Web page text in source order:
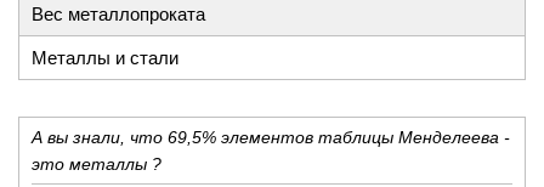
Вес металлопроката
Металлы и стали
А вы знали, что 69,5% элементов таблицы Менделеева -
это металлы ?